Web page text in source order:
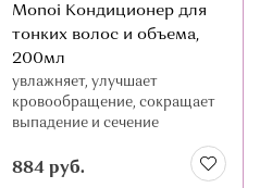
Monoi Кондиционер для
тонких волос и объема,
200мл
увлажняет, улучшает
кровообращение, сокращает
выпадение и сечение
884 руб.